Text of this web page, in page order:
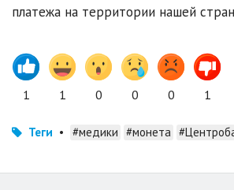
платежа на территории нашей
1 1 0 0 0 1
Теги • #медики #монета